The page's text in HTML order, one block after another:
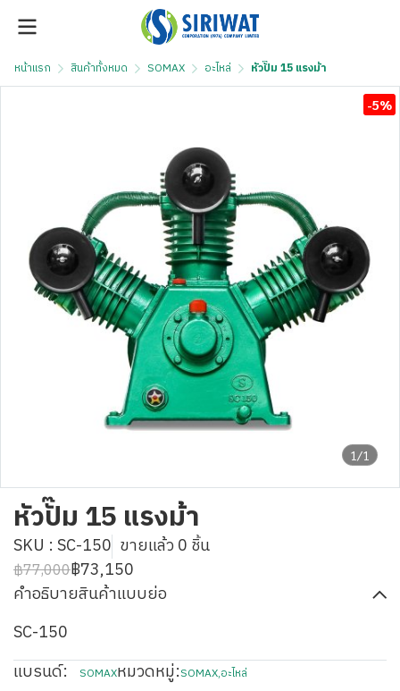
หน้าแรก สินค้าทั้งหมด SOMAX อะไหล่ หัวปั๊ม 15 แรงม้า
1/1
-5%
หัวปั๊ม 15 แรงม้า
SKU : SC-150 ขายแล้ว 0 ชิ้น
฿77,000฿73,150
คำอธิบายสินค้าแบบย่อ
SC-150
แบรนด์:
SOMAXหมวดหมู่:SOMAX,อะไหล่